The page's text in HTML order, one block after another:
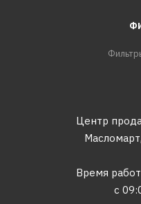
Центр
Масломарт,
Время
с